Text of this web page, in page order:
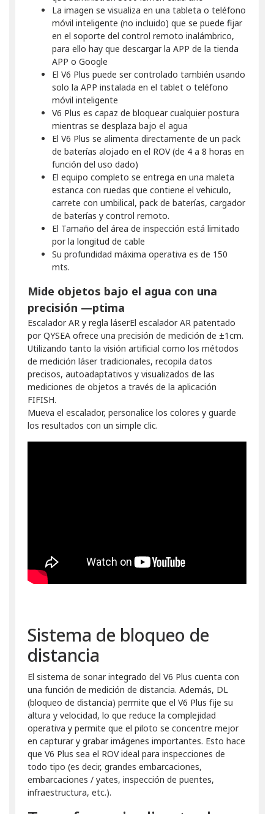
La imagen se visualiza en una tableta o teléfono
móvil inteligente (no incluido) que se puede fijar
en el soporte del control remoto inalámbrico,
para ello hay que descargar la APP de la tienda
APP o Google
El V6 Plus puede ser controlado también usando
solo la APP instalada en el tablet o teléfono
móvil inteligente
V6 Plus es capaz de bloquear cualquier postura
mientras se desplaza bajo el agua
El V6 Plus se alimenta directamente de un pack
de baterías alojado en el ROV (de 4 a 8 horas en
función del uso dado)
El equipo completo se entrega en una maleta
estanca con ruedas que contiene el vehiculo,
carrete con umbilical, pack de baterías, cargador
de baterías y control remoto.
El Tamaño del área de inspección está limitado
por la longitud de cable
Su profundidad máxima operativa es de 150
mts.
Mide objetos bajo el agua con una
precisión —ptima
Escalador AR y regla láserEl escalador AR patentado
por QYSEA ofrece una precisión de medición de ±1cm.
Utilizando tanto la visión artificial como los métodos
de medición láser tradicionales, recopila datos
precisos, autoadaptativos y visualizados de las
mediciones de objetos a través de la aplicación
FIFISH.
Mueva el escalador, personalice los colores y guarde
los resultados con un simple clic.
Sistema de bloqueo de
distancia
El sistema de sonar integrado del V6 Plus cuenta con
una función de medición de distancia. Además, DL
(bloqueo de distancia) permite que el V6 Plus fije su
altura y velocidad, lo que reduce la complejidad
operativa y permite que el piloto se concentre mejor
en capturar y grabar imágenes importantes. Esto hace
que V6 Plus sea el ROV ideal para inspecciones de
todo tipo (es decir, grandes embarcaciones,
embarcaciones / yates, inspección de puentes,
infraestructura, etc.).